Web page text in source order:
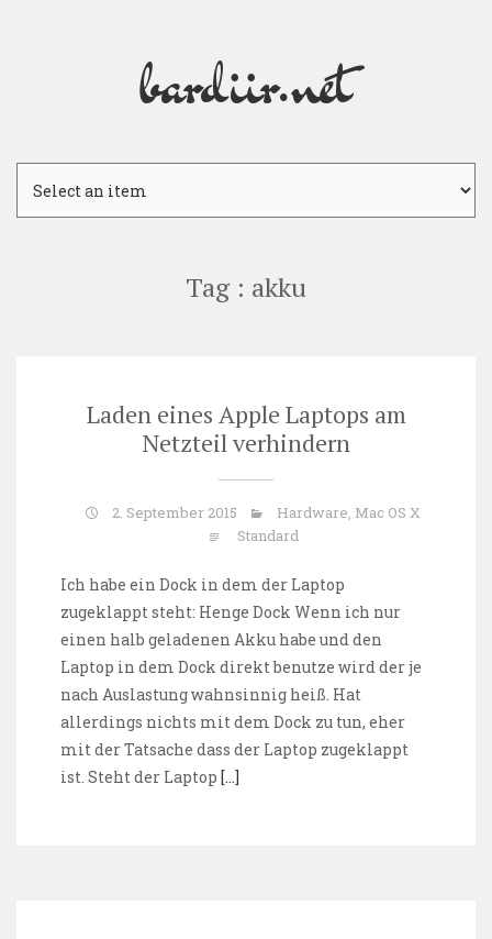
bardiir.net
Tag : akku
Laden eines Apple Laptops am
Netzteil verhindern
2. September 2015 Hardware, Mac OS X
Standard
Ich habe ein Dock in dem der Laptop
zugeklappt steht: Henge Dock Wenn ich nur
einen halb geladenen Akku habe und den
Laptop in dem Dock direkt benutze wird der je
nach Auslastung wahnsinnig heiß. Hat
allerdings nichts mit dem Dock zu tun, eher
mit der Tatsache dass der Laptop zugeklappt
ist. Steht der Laptop […]